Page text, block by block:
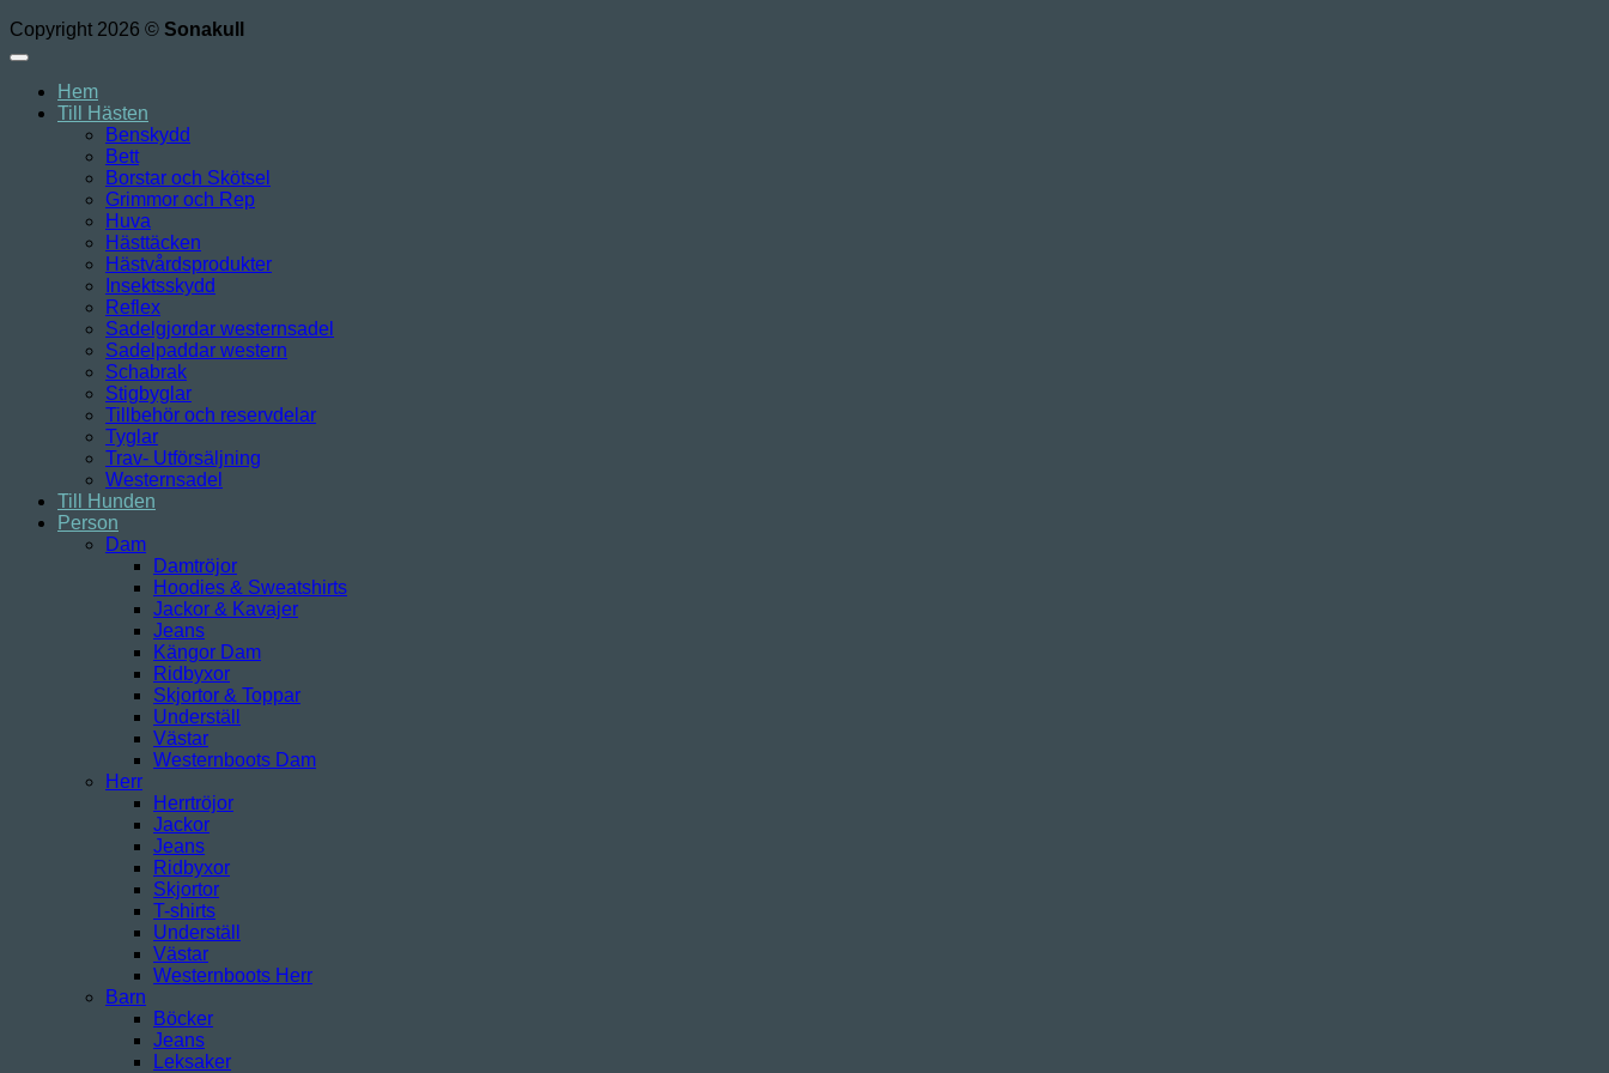
Copyright 2026 © Sonakull
Hem
Till Hästen
Benskydd
Bett
Borstar och Skötsel
Grimmor och Rep
Huva
Hästtäcken
Hästvårdsprodukter
Insektsskydd
Reflex
Sadelgjordar westernsadel
Sadelpaddar western
Schabrak
Stigbyglar
Tillbehör och reservdelar
Tyglar
Trav- Utförsäljning
Westernsadel
Till Hunden
Person
Dam
Damtröjor
Hoodies & Sweatshirts
Jackor & Kavajer
Jeans
Kängor Dam
Ridbyxor
Skjortor & Toppar
Underställ
Västar
Westernboots Dam
Herr
Herrtröjor
Jackor
Jeans
Ridbyxor
Skjortor
T-shirts
Underställ
Västar
Westernboots Herr
Barn
Böcker
Jeans
Leksaker